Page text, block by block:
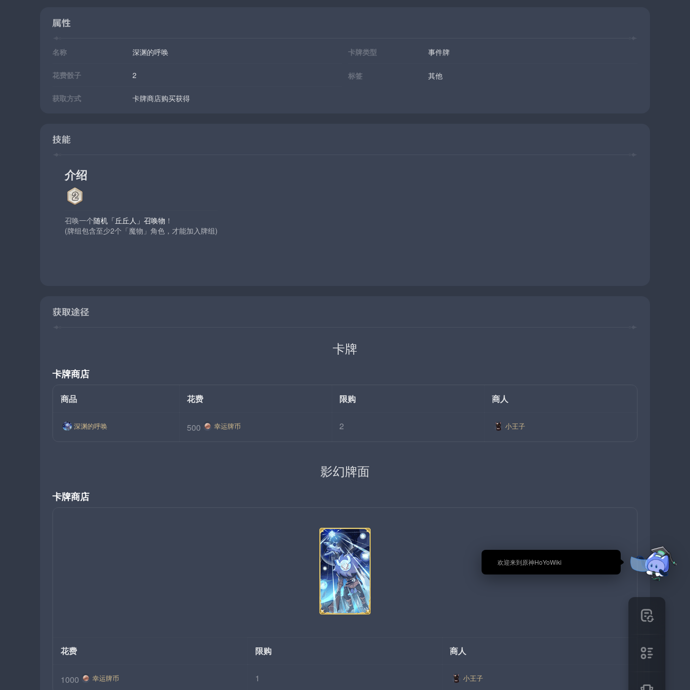
🎉 欢迎来到原神HoYoWiki
属性
名称 深渊的呼唤 卡牌类型 事件牌
花费骰子 2 标签 其他
获取方式 卡牌商店购买获得
技能
介绍
召唤一个随机「丘丘人」召唤物 ！
(牌组包含至少2个「魔物」角色，才能加入牌组)
获取途径
卡牌
卡牌商店
商品 花费 限购 商人
深渊的呼唤 500 幸运牌币 2 小王子
影幻牌面
卡牌商店
花费 限购 商人
1000 幸运牌币 1 小王子